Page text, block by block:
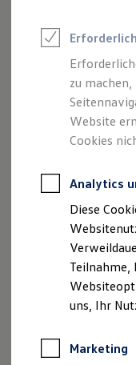
Leasing
Junge
Kfz-
Anpfiff zum
ID.5
zu
Website
Cookies
Analytics
Diese
Teilnahme,
uns, Ihr
Marketing